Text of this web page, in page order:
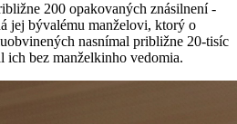
200 opakovaných znásilnení -
jej bývalému manželovi, ktorý o
nasnímal približne 20-tisíc
bez manželkinho vedomia.